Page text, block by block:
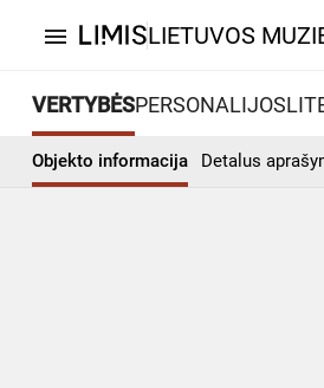
menu LIETUVOS
VERTYBĖSPERSONALIJOS
Objekto informacija Detalus